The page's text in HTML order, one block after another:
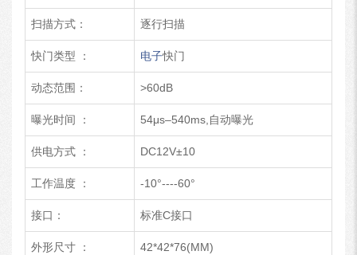
扫描方式： 逐行扫描
快门类型 ： 电子快门
动态范围： >60dB
曝光时间 ： 54μs–540ms,自动曝光
供电方式 ： DC12V±10
工作温度 ： -10°----60°
接口： 标准C接口
外形尺寸 ： 42*42*76(MM)